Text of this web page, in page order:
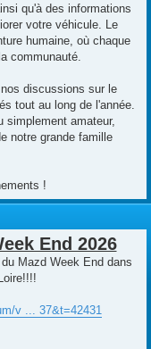
qu'à des informations
votre véhicule. Le
humaine, où chaque
communauté.
discussions sur le
tout au long de l'année.
simplement amateur,
notre grande famille
!
End 2026
Mazd Week End dans
v ... 37&t=42431